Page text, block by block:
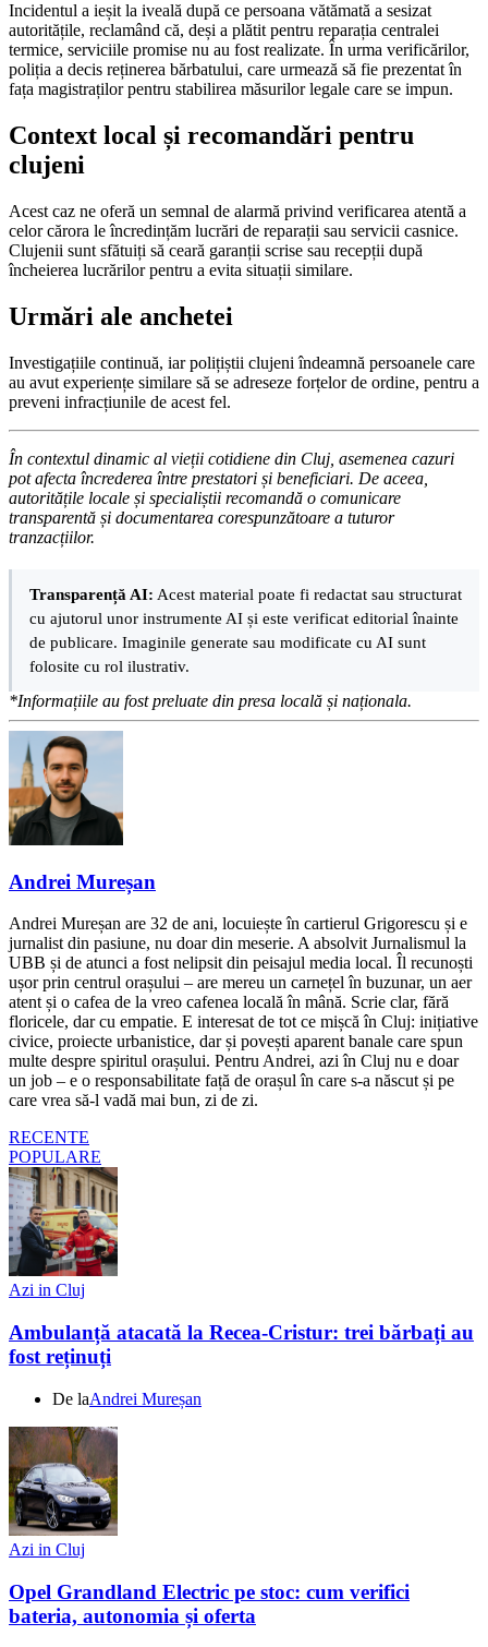
Incidentul a ieșit la iveală după ce persoana vătămată a sesizat
autoritățile, reclamând că, deși a plătit pentru reparația centralei
termice, serviciile promise nu au fost realizate. În urma verificărilor,
poliția a decis reținerea bărbatului, care urmează să fie prezentat în
fața magistraților pentru stabilirea măsurilor legale care se impun.
Context local și recomandări pentru
clujeni
Acest caz ne oferă un semnal de alarmă privind verificarea atentă a
celor cărora le încredințăm lucrări de reparații sau servicii casnice.
Clujenii sunt sfătuiți să ceară garanții scrise sau recepții după
încheierea lucrărilor pentru a evita situații similare.
Urmări ale anchetei
Investigațiile continuă, iar polițiștii clujeni îndeamnă persoanele care
au avut experiențe similare să se adreseze forțelor de ordine, pentru a
preveni infracțiunile de acest fel.
În contextul dinamic al vieții cotidiene din Cluj, asemenea cazuri
pot afecta încrederea între prestatori și beneficiari. De aceea,
autoritățile locale și specialiștii recomandă o comunicare
transparentă și documentarea corespunzătoare a tuturor
tranzacțiilor.
Transparență AI: Acest material poate fi redactat sau structurat
cu ajutorul unor instrumente AI și este verificat editorial înainte
de publicare. Imaginile generate sau modificate cu AI sunt
folosite cu rol ilustrativ.
*Informațiile au fost preluate din presa locală și naționala.
Andrei Mureșan
Andrei Mureșan are 32 de ani, locuiește în cartierul Grigorescu și e
jurnalist din pasiune, nu doar din meserie. A absolvit Jurnalismul la
UBB și de atunci a fost nelipsit din peisajul media local. Îl recunoști
ușor prin centrul orașului – are mereu un carnețel în buzunar, un aer
atent și o cafea de la vreo cafenea locală în mână. Scrie clar, fără
floricele, dar cu empatie. E interesat de tot ce mișcă în Cluj: inițiative
civice, proiecte urbanistice, dar și povești aparent banale care spun
multe despre spiritul orașului. Pentru Andrei, azi în Cluj nu e doar
un job – e o responsabilitate față de orașul în care s-a născut și pe
care vrea să-l vadă mai bun, zi de zi.
RECENTE
POPULARE
Azi in Cluj
Ambulanță atacată la Recea-Cristur: trei bărbați au
fost reținuți
De laAndrei Mureșan
Azi in Cluj
Opel Grandland Electric pe stoc: cum verifici
bateria, autonomia și oferta